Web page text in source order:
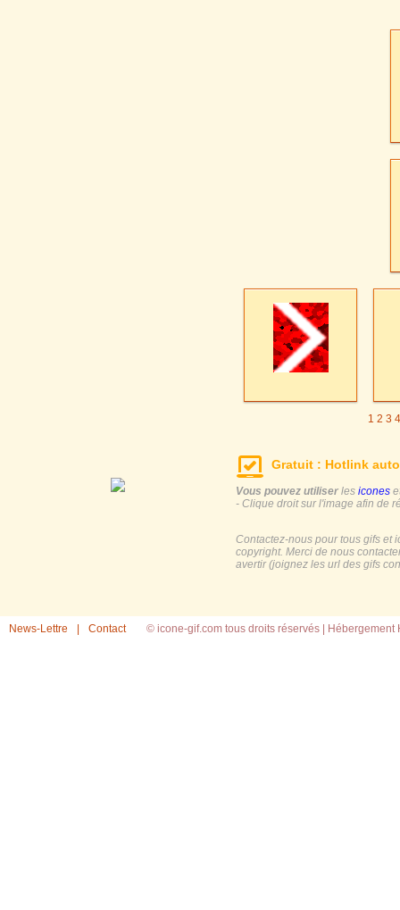
1 2 3 4
Gratuit : Hotlink
Vous pouvez utiliser les icones
- Clique droit sur l'image afin de
Contactez-nous pour tous gifs et
copyright. Merci de nous
avertir (joignez les url des gifs
News-Lettre Contact © icone-gif.com tous droits réservés | Hébergement